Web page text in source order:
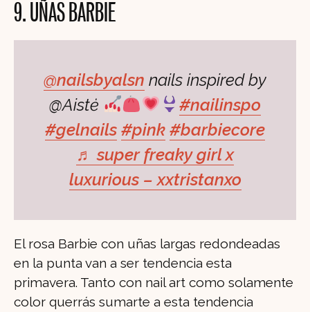
9. UÑAS BARBIE
@nailsbyalsn nails inspired by
@Aistė
#nailinspo
#gelnails #pink #barbiecore
♬ super freaky girl x
luxurious – xxtristanxo
El rosa Barbie con uñas largas redondeadas
en la punta van a ser tendencia esta
primavera. Tanto con nail art como solamente
color querrás sumarte a esta tendencia